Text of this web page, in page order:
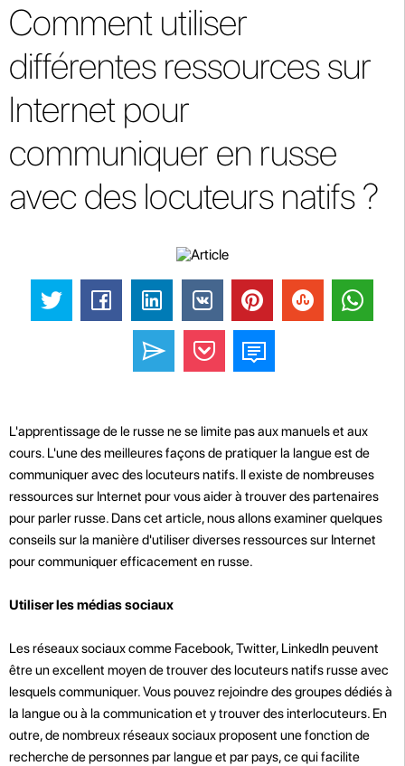
Comment utiliser
différentes ressources sur
Internet pour
communiquer en russe
avec des locuteurs natifs ?
L'apprentissage de le russe ne se limite pas aux manuels et aux
cours. L'une des meilleures façons de pratiquer la langue est de
communiquer avec des locuteurs natifs. Il existe de nombreuses
ressources sur Internet pour vous aider à trouver des partenaires
pour parler russe. Dans cet article, nous allons examiner quelques
conseils sur la manière d'utiliser diverses ressources sur Internet
pour communiquer efficacement en russe.
Utiliser les médias sociaux
Les réseaux sociaux comme Facebook, Twitter, LinkedIn peuvent
être un excellent moyen de trouver des locuteurs natifs russe avec
lesquels communiquer. Vous pouvez rejoindre des groupes dédiés à
la langue ou à la communication et y trouver des interlocuteurs. En
outre, de nombreux réseaux sociaux proposent une fonction de
recherche de personnes par langue et par pays, ce qui facilite